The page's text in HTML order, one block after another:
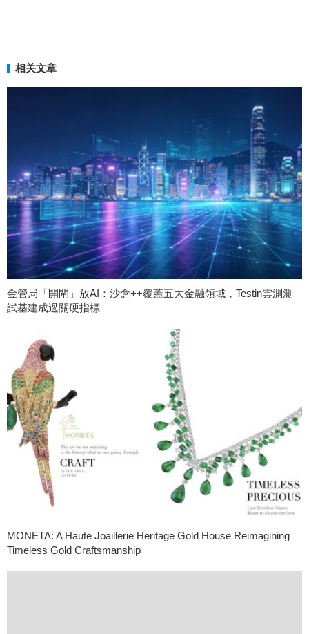
相关文章
金管局「開閘」放AI：沙盒++覆蓋五大金融領域，Testin雲測測
試基建成過關硬指標
MONETA: A Haute Joaillerie Heritage Gold House Reimagining
Timeless Gold Craftsmanship